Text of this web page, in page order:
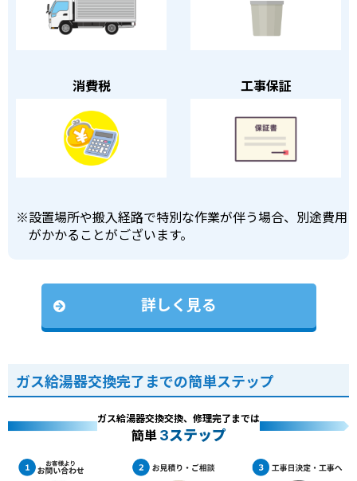
消費税 工事保証
※設置場所や搬入経路で特別な作業が伴う場合、別途費用
がかかることがございます。
詳しく見る
ガス給湯器交換完了までの簡単ステップ
ガス給湯器交換交換、修理完了までは
簡単 3ステップ